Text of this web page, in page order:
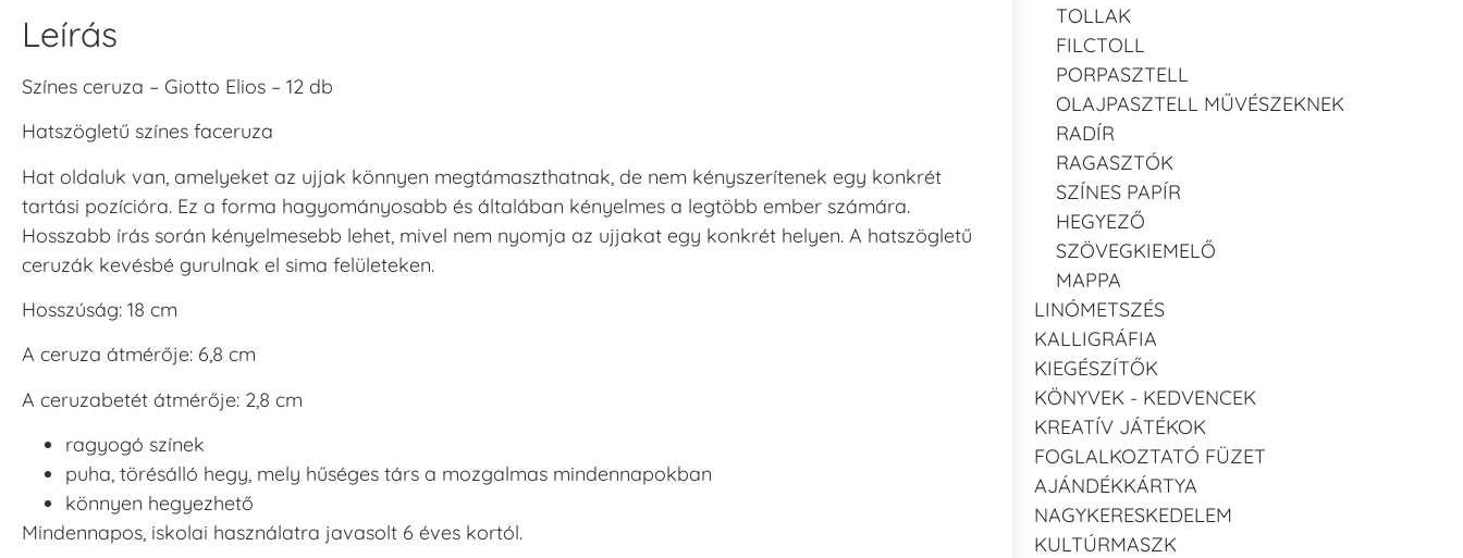
Leírás
Színes ceruza – Giotto Elios – 12 db
Hatszögletű színes faceruza
Hat oldaluk van, amelyeket az ujjak könnyen megtámaszthatnak, de nem kényszerítenek egy konkrét
tartási pozícióra. Ez a forma hagyományosabb és általában kényelmes a legtöbb ember számára.
Hosszabb írás során kényelmesebb lehet, mivel nem nyomja az ujjakat egy konkrét helyen. A hatszögletű
ceruzák kevésbé gurulnak el sima felületeken.
Hosszúság: 18 cm
A ceruza átmérője: 6,8 cm
A ceruzabetét átmérője: 2,8 cm
ragyogó színek
puha, törésálló hegy, mely hűséges társ a mozgalmas mindennapokban
könnyen hegyezhető
Mindennapos, iskolai használatra javasolt 6 éves kortól.
TOLLAK
FILCTOLL
PORPASZTELL
OLAJPASZTELL MŰVÉSZEKNEK
RADÍR
RAGASZTÓK
SZÍNES PAPÍR
HEGYEZŐ
SZÖVEGKIEMELŐ
MAPPA
LINÓMETSZÉS
KALLIGRÁFIA
KIEGÉSZÍTŐK
KÖNYVEK - KEDVENCEK
KREATÍV JÁTÉKOK
FOGLALKOZTATÓ FÜZET
AJÁNDÉKKÁRTYA
NAGYKERESKEDELEM
KULTÚRMASZK